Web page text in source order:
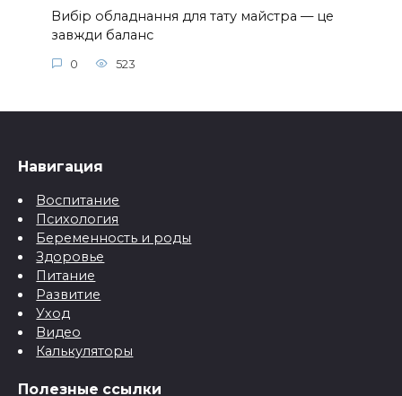
Вибір обладнання для тату майстра — це
завжди баланс
0 523
Навигация
Воспитание
Психология
Беременность и роды
Здоровье
Питание
Развитие
Уход
Видео
Калькуляторы
Полезные ссылки